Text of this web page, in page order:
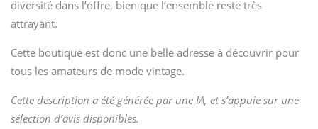
diversité dans l’offre, bien que l’ensemble reste très
attrayant.
Cette boutique est donc une belle adresse à découvrir pour
tous les amateurs de mode vintage.
Cette description a été générée par une IA, et s’appuie sur une
sélection d’avis disponibles.